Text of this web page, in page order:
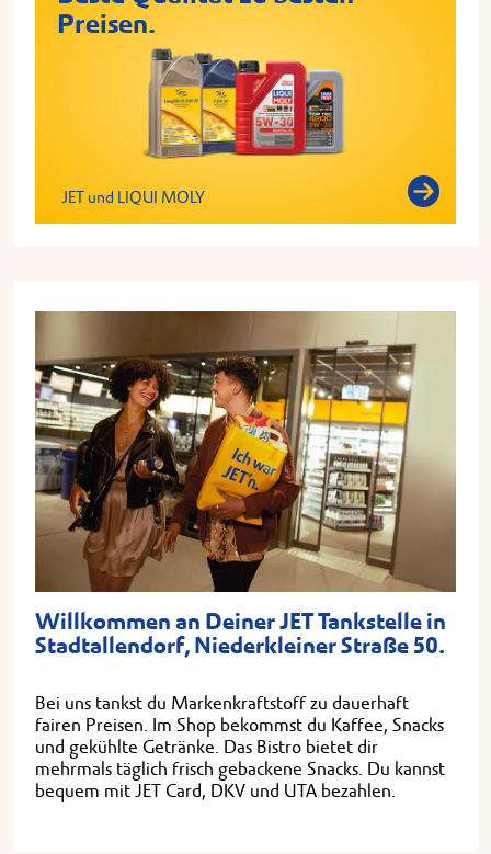
Preisen.
JET und LIQUI MOLY
Willkommen an Deiner JET Tankstelle in
Stadtallendorf, Niederkleiner Straße 50.
Bei uns tankst du Markenkraftstoff zu dauerhaft
fairen Preisen. Im Shop bekommst du Kaffee, Snacks
und gekühlte Getränke. Das Bistro bietet dir
mehrmals täglich frisch gebackene Snacks. Du kannst
bequem mit JET Card, DKV und UTA bezahlen.